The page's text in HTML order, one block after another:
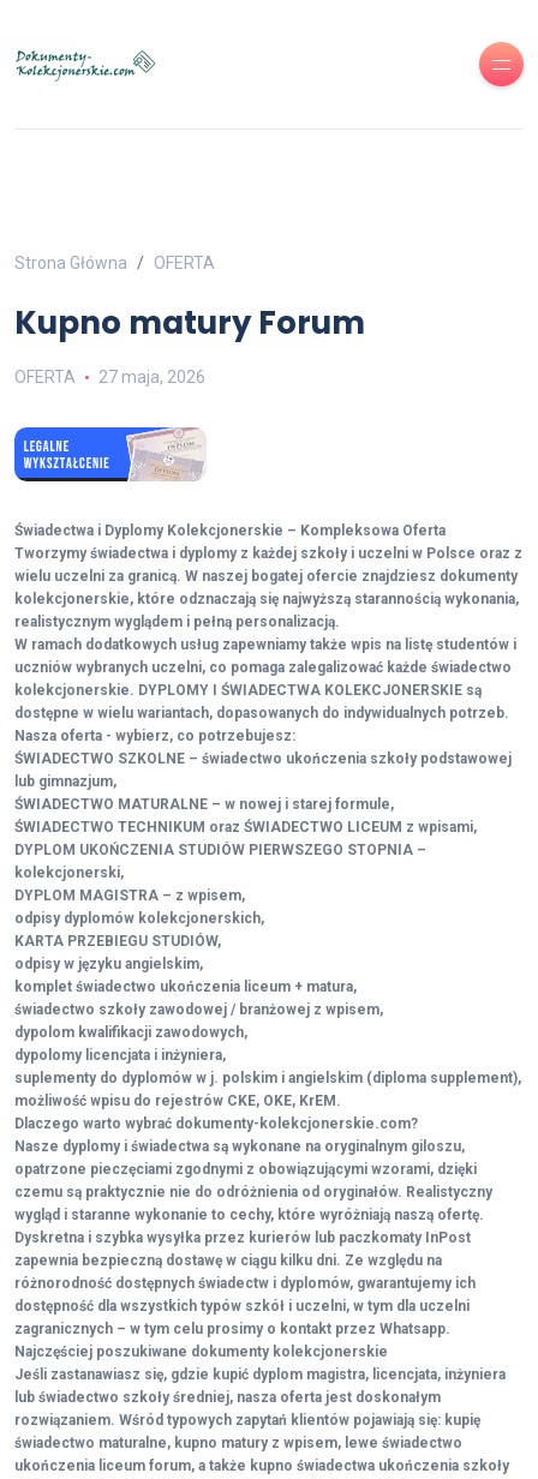
Strona Główna OFERTA
Kupno matury Forum
OFERTA 27 maja, 2026
Świadectwa i Dyplomy Kolekcjonerskie – Kompleksowa Oferta
Tworzymy świadectwa i dyplomy z każdej szkoły i uczelni w Polsce oraz z
wielu uczelni za granicą. W naszej bogatej ofercie znajdziesz dokumenty
kolekcjonerskie, które odznaczają się najwyższą starannością wykonania,
realistycznym wyglądem i pełną personalizacją.
W ramach dodatkowych usług zapewniamy także wpis na listę studentów i
uczniów wybranych uczelni, co pomaga zalegalizować każde świadectwo
kolekcjonerskie. DYPLOMY I ŚWIADECTWA KOLEKCJONERSKIE są
dostępne w wielu wariantach, dopasowanych do indywidualnych potrzeb.
Nasza oferta - wybierz, co potrzebujesz:
ŚWIADECTWO SZKOLNE – świadectwo ukończenia szkoły podstawowej
lub gimnazjum,
ŚWIADECTWO MATURALNE – w nowej i starej formule,
ŚWIADECTWO TECHNIKUM oraz ŚWIADECTWO LICEUM z wpisami,
DYPLOM UKOŃCZENIA STUDIÓW PIERWSZEGO STOPNIA –
kolekcjonerski,
DYPLOM MAGISTRA – z wpisem,
odpisy dyplomów kolekcjonerskich,
KARTA PRZEBIEGU STUDIÓW,
odpisy w języku angielskim,
komplet świadectwo ukończenia liceum + matura,
świadectwo szkoły zawodowej / branżowej z wpisem,
dypolom kwalifikacji zawodowych,
dypolomy licencjata i inżyniera,
suplementy do dyplomów w j. polskim i angielskim (diploma supplement),
możliwość wpisu do rejestrów CKE, OKE, KrEM.
Dlaczego warto wybrać dokumenty-kolekcjonerskie.com?
Nasze dyplomy i świadectwa są wykonane na oryginalnym giloszu,
opatrzone pieczęciami zgodnymi z obowiązującymi wzorami, dzięki
czemu są praktycznie nie do odróżnienia od oryginałów. Realistyczny
wygląd i staranne wykonanie to cechy, które wyróżniają naszą ofertę.
Dyskretna i szybka wysyłka przez kurierów lub paczkomaty InPost
zapewnia bezpieczną dostawę w ciągu kilku dni. Ze względu na
różnorodność dostępnych świadectw i dyplomów, gwarantujemy ich
dostępność dla wszystkich typów szkół i uczelni, w tym dla uczelni
zagranicznych – w tym celu prosimy o kontakt przez Whatsapp.
Najczęściej poszukiwane dokumenty kolekcjonerskie
Jeśli zastanawiasz się, gdzie kupić dyplom magistra, licencjata, inżyniera
lub świadectwo szkoły średniej, nasza oferta jest doskonałym
rozwiązaniem. Wśród typowych zapytań klientów pojawiają się: kupię
świadectwo maturalne, kupno matury z wpisem, lewe świadectwo
ukończenia liceum forum, a także kupno świadectwa ukończenia szkoły